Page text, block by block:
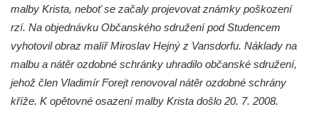
Duchcově
Údajný kříž před kostelem svatých Petra a
Pavla v Jeníkově
Kříž na křižovatce v Teplické ulici v Lahošti
malby Krista, neboť se začaly projevovat známky poškození
rzí. Na objednávku Občanského sdružení pod Studencem
vyhotovil obraz malíř Miroslav Hejný z Vansdorfu. Náklady na
malbu a nátěr ozdobné schránky uhradilo občanské sdružení,
jehož člen Vladimír Forejt renovoval nátěr ozdobné schrány
kříže. K opětovné osazení malby Krista došlo 20. 7. 2008.